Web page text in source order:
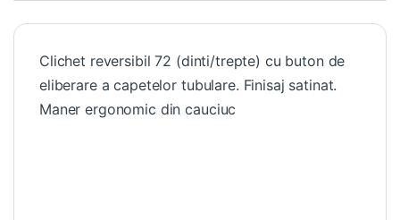
Clichet reversibil 72 (dinti/trepte) cu buton de
eliberare a capetelor tubulare. Finisaj satinat.
Maner ergonomic din cauciuc